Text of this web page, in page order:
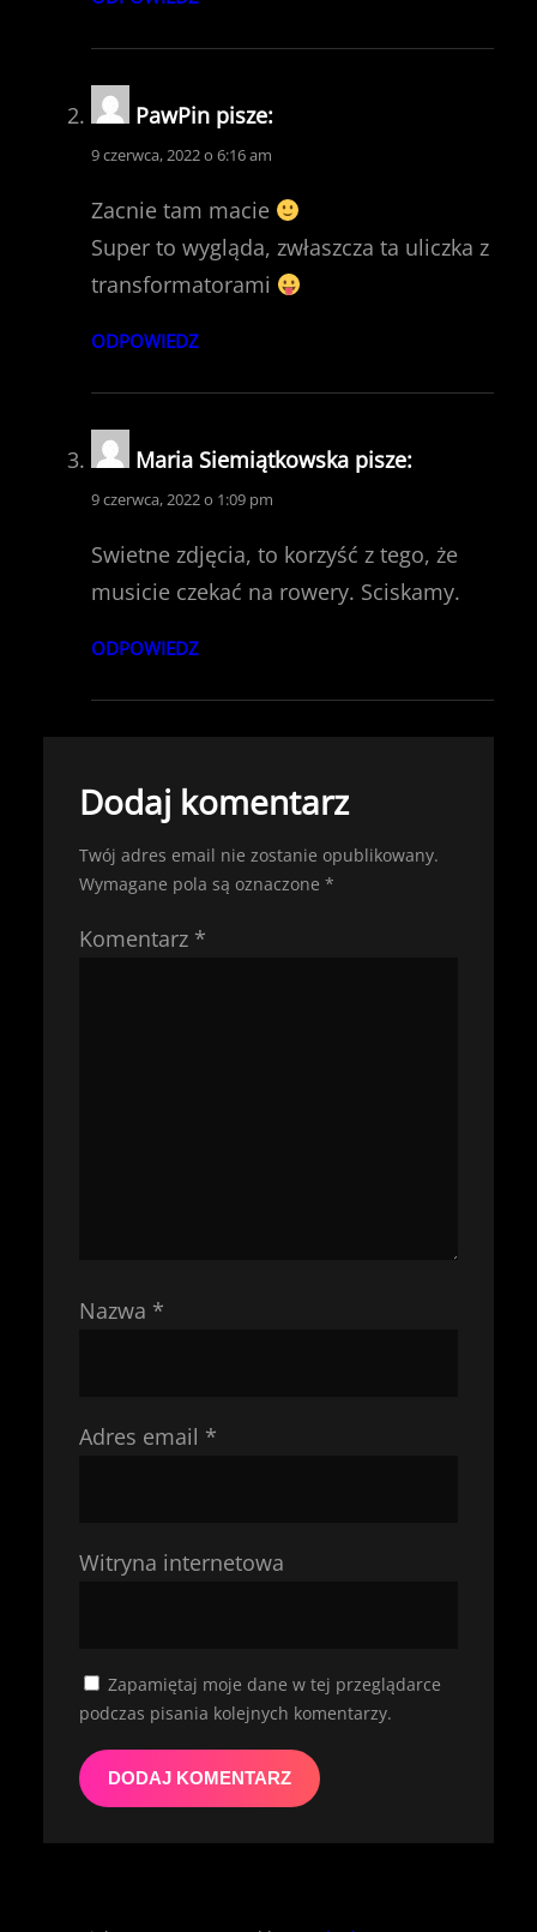
PawPin pisze:
9 czerwca, 2022 o 6:16 am
Zacnie tam macie
Super to wygląda, zwłaszcza ta uliczka z
transformatorami
ODPOWIEDZ
Maria Siemiątkowska pisze:
9 czerwca, 2022 o 1:09 pm
Swietne zdjęcia, to korzyść z tego, że
musicie czekać na rowery. Sciskamy.
ODPOWIEDZ
Dodaj komentarz
Twój adres email nie zostanie opublikowany.
Wymagane pola są oznaczone *
Komentarz *
Nazwa *
Adres email *
Witryna internetowa
Zapamiętaj moje dane w tej przeglądarce
podczas pisania kolejnych komentarzy.